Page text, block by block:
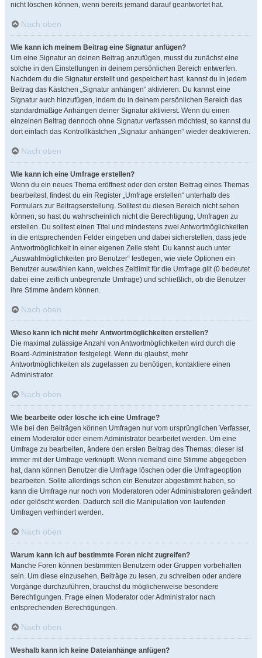
nicht löschen können, wenn bereits jemand darauf geantwortet hat.
Nach oben
Wie kann ich meinem Beitrag eine Signatur anfügen?
Um eine Signatur an deinen Beitrag anzufügen, musst du zunächst eine
solche in den Einstellungen in deinem persönlichen Bereich entwerfen.
Nachdem du die Signatur erstellt und gespeichert hast, kannst du in jedem
Beitrag das Kästchen „Signatur anhängen“ aktivieren. Du kannst eine
Signatur auch hinzufügen, indem du in deinem persönlichen Bereich das
standardmäßige Anhängen deiner Signatur aktivierst. Wenn du einen
einzelnen Beitrag dennoch ohne Signatur verfassen möchtest, so kannst du
dort einfach das Kontrollkästchen „Signatur anhängen“ wieder deaktivieren.
Nach oben
Wie kann ich eine Umfrage erstellen?
Wenn du ein neues Thema eröffnest oder den ersten Beitrag eines Themas
bearbeitest, findest du ein Register „Umfrage erstellen“ unterhalb des
Formulars zur Beitragserstellung. Solltest du diesen Bereich nicht sehen
können, so hast du wahrscheinlich nicht die Berechtigung, Umfragen zu
erstellen. Du solltest einen Titel und mindestens zwei Antwortmöglichkeiten
in die entsprechenden Felder eingeben und dabei sicherstellen, dass jede
Antwortmöglichkeit in einer eigenen Zeile steht. Du kannst auch unter
„Auswahlmöglichkeiten pro Benutzer“ festlegen, wie viele Optionen ein
Benutzer auswählen kann, welches Zeitlimit für die Umfrage gilt (0 bedeutet
dabei eine zeitlich unbegrenzte Umfrage) und schließlich, ob die Benutzer
ihre Stimme ändern können.
Nach oben
Wieso kann ich nicht mehr Antwortmöglichkeiten erstellen?
Die maximal zulässige Anzahl von Antwortmöglichkeiten wird durch die
Board-Administration festgelegt. Wenn du glaubst, mehr
Antwortmöglichkeiten als zugelassen zu benötigen, kontaktiere einen
Administrator.
Nach oben
Wie bearbeite oder lösche ich eine Umfrage?
Wie bei den Beiträgen können Umfragen nur vom ursprünglichen Verfasser,
einem Moderator oder einem Administrator bearbeitet werden. Um eine
Umfrage zu bearbeiten, ändere den ersten Beitrag des Themas; dieser ist
immer mit der Umfrage verknüpft. Wenn niemand eine Stimme abgegeben
hat, dann können Benutzer die Umfrage löschen oder die Umfrageoption
bearbeiten. Sollte allerdings schon ein Benutzer abgestimmt haben, so
kann die Umfrage nur noch von Moderatoren oder Administratoren geändert
oder gelöscht werden. Dadurch soll die Manipulation von laufenden
Umfragen verhindert werden.
Nach oben
Warum kann ich auf bestimmte Foren nicht zugreifen?
Manche Foren können bestimmten Benutzern oder Gruppen vorbehalten
sein. Um diese einzusehen, Beiträge zu lesen, zu schreiben oder andere
Vorgänge durchzuführen, brauchst du möglicherweise besondere
Berechtigungen. Frage einen Moderator oder Administrator nach
entsprechenden Berechtigungen.
Nach oben
Weshalb kann ich keine Dateianhänge anfügen?